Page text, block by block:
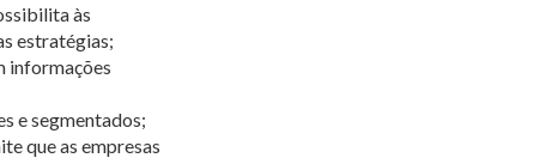
às
estratégias;
informações
e segmentados;
que as empresas